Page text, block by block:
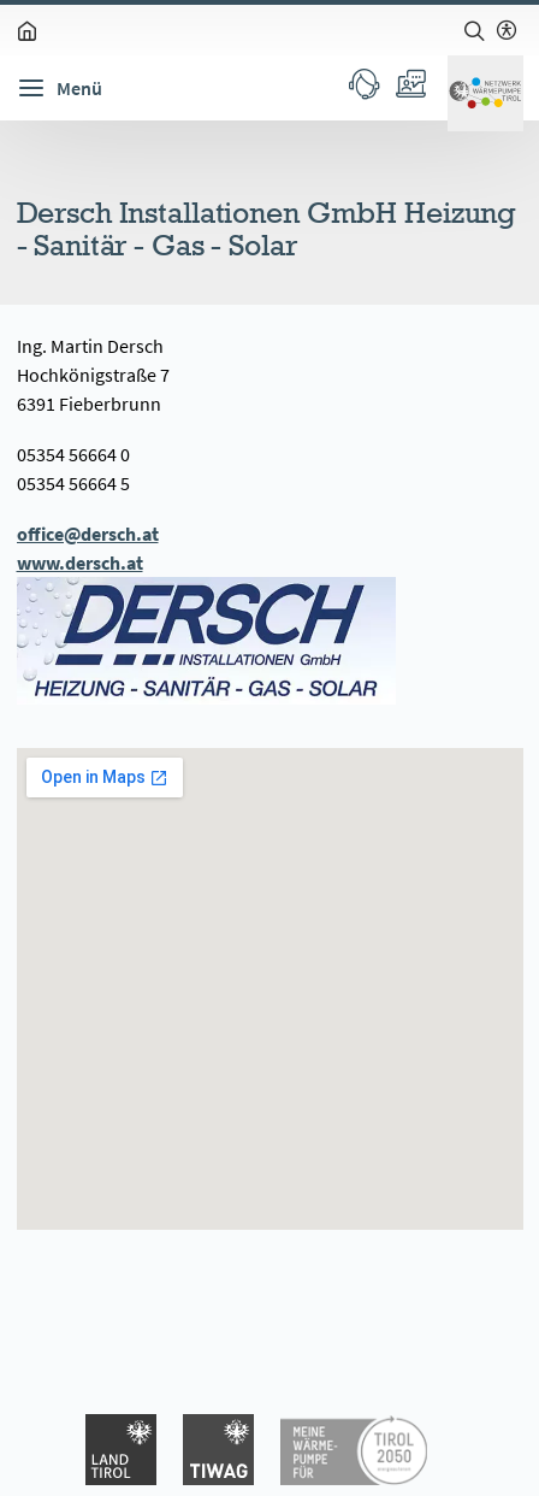
zum Inhalt springen (Alt + 0)
zur Navigation springen (Alt + 1)
zur Suche springen (Alt + 2)
Hochkontrastmodus ein-/ausschalten (Alt + 3)
Barrierefreiheits-Widget öffnen (Alt + 5)
Menü
Dersch Installationen GmbH Heizung
- Sanitär - Gas - Solar
Ing. Martin Dersch
Hochkönigstraße 7
6391 Fieberbrunn
05354 56664 0
05354 56664 5
office@dersch.at
www.dersch.at